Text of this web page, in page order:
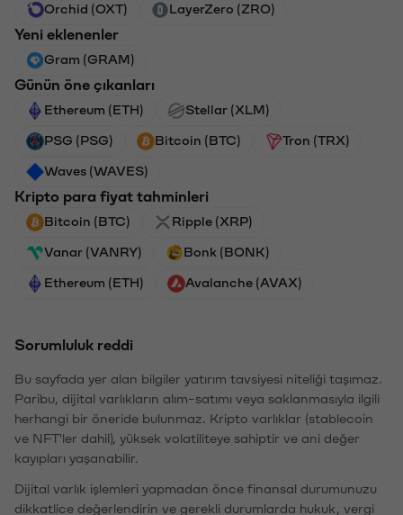
Orchid (OXT) LayerZero (ZRO)
Yeni eklenenler
Gram (GRAM)
Günün öne çıkanları
Ethereum (ETH) Stellar (XLM)
PSG (PSG) Bitcoin (BTC) Tron (TRX)
Waves (WAVES)
Kripto para fiyat tahminleri
Bitcoin (BTC) Ripple (XRP)
Vanar (VANRY) Bonk (BONK)
Ethereum (ETH) Avalanche (AVAX)
Sorumluluk reddi
Bu sayfada yer alan bilgiler yatırım tavsiyesi niteliği taşımaz.
Paribu, dijital varlıkların alım-satımı veya saklanmasıyla ilgili
herhangi bir öneride bulunmaz. Kripto varlıklar (stablecoin
ve NFT'ler dahil), yüksek volatiliteye sahiptir ve ani değer
kayıpları yaşanabilir.
Dijital varlık işlemleri yapmadan önce finansal durumunuzu
dikkatlice değerlendirin ve gerekli durumlarda hukuk, vergi